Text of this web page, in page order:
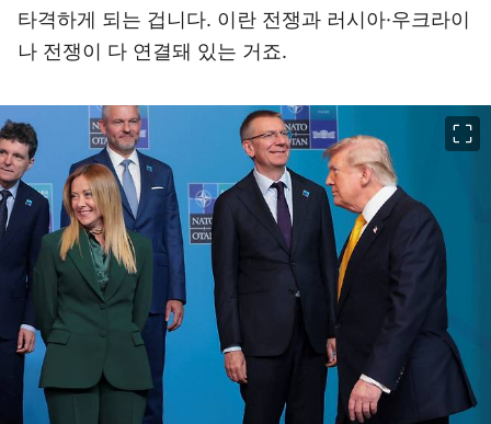
타격하게 되는 겁니다. 이란 전쟁과 러시아·우크라이
나 전쟁이 다 연결돼 있는 거죠.